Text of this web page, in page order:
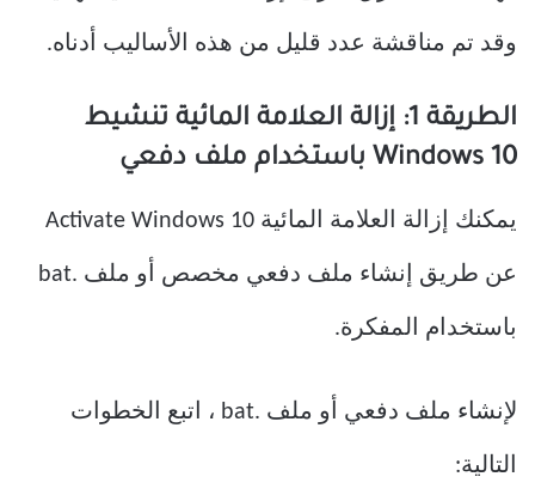
وقد تم مناقشة عدد قليل من هذه الأساليب أدناه.
الطريقة 1: إزالة العلامة المائية تنشيط
Windows 10 باستخدام ملف دفعي
يمكنك إزالة العلامة المائية Activate Windows 10
عن طريق إنشاء ملف دفعي مخصص أو ملف .bat
باستخدام المفكرة.
لإنشاء ملف دفعي أو ملف .bat ، اتبع الخطوات
التالية: